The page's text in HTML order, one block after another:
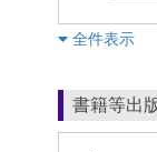
︎全件表示
書籍等出